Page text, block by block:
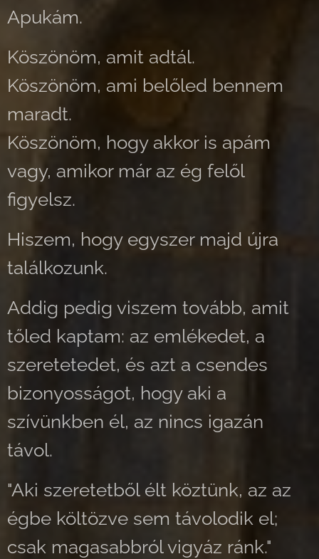
Apukám.
Köszönöm, amit adtál.
Köszönöm, ami belőled bennem
maradt.
Köszönöm, hogy akkor is apám
vagy, amikor már az ég felől
figyelsz.
Hiszem, hogy egyszer majd újra
találkozunk.
Addig pedig viszem tovább, amit
tőled kaptam: az emlékedet, a
szeretetedet, és azt a csendes
bizonyosságot, hogy aki a
szívünkben él, az nincs igazán
távol.
"Aki szeretetből élt köztünk, az az
égbe költözve sem távolodik el;
csak magasabbról vigyáz ránk."